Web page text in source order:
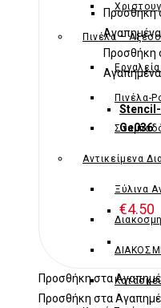
Πινέλα –
Πινέλα-
Αντικείμενα
Ξύλινα
Προσθήκη
Αγαπημένα
Προσθήκη
Αγαπημένα
Ge036
€4.50
Προσθήκη στα
Προσθήκη στα